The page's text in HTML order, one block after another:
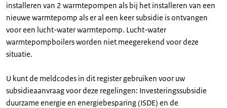
installeren van 2 warmtepompen als bij het installeren van een
nieuwe warmtepomp als er al een keer subsidie is ontvangen
voor een lucht-water warmtepomp. Lucht-water
warmtepompboilers worden niet meegerekend voor deze
situatie.
U kunt de meldcodes in dit register gebruiken voor uw
subsidieaanvraag voor deze regelingen: Investeringssubsidie
duurzame energie en energiebesparing (ISDE) en de